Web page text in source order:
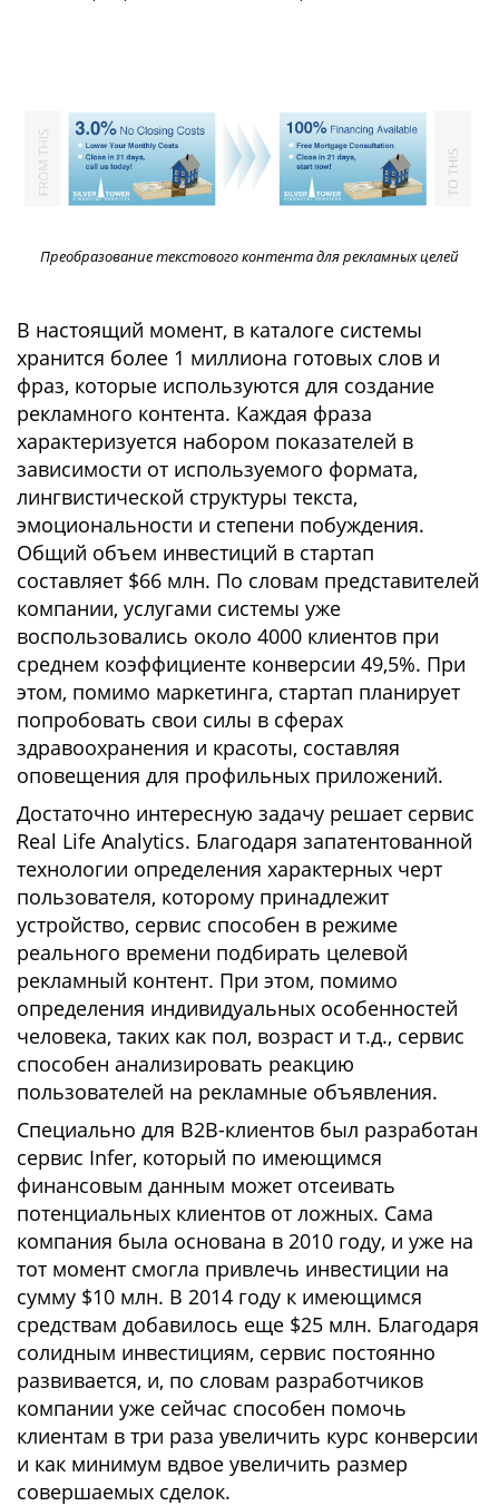
Преобразование текстового контента для рекламных целей
В настоящий момент, в каталоге системы
хранится более 1 миллиона готовых слов и
фраз, которые используются для создание
рекламного контента. Каждая фраза
характеризуется набором показателей в
зависимости от используемого формата,
лингвистической структуры текста,
эмоциональности и степени побуждения.
Общий объем инвестиций в стартап
составляет $66 млн. По словам представителей
компании, услугами системы уже
воспользовались около 4000 клиентов при
среднем коэффициенте конверсии 49,5%. При
этом, помимо маркетинга, стартап планирует
попробовать свои силы в сферах
здравоохранения и красоты, составляя
оповещения для профильных приложений.
Достаточно интересную задачу решает сервис
Real Life Analytics. Благодаря запатентованной
технологии определения характерных черт
пользователя, которому принадлежит
устройство, сервис способен в режиме
реального времени подбирать целевой
рекламный контент. При этом, помимо
определения индивидуальных особенностей
человека, таких как пол, возраст и т.д., сервис
способен анализировать реакцию
пользователей на рекламные объявления.
Специально для B2B-клиентов был разработан
сервис Infer, который по имеющимся
финансовым данным может отсеивать
потенциальных клиентов от ложных. Сама
компания была основана в 2010 году, и уже на
тот момент смогла привлечь инвестиции на
сумму $10 млн. В 2014 году к имеющимся
средствам добавилось еще $25 млн. Благодаря
солидным инвестициям, сервис постоянно
развивается, и, по словам разработчиков
компании уже сейчас способен помочь
клиентам в три раза увеличить курс конверсии
и как минимум вдвое увеличить размер
совершаемых сделок.